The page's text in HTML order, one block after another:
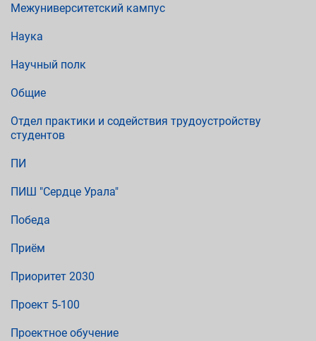
Межуниверситетский кампус
Наука
Научный полк
Общие
Отдел практики и содействия трудоустройству
студентов
ПИ
ПИШ "Сердце Урала"
Победа
Приём
Приоритет 2030
Проект 5-100
Проектное обучение